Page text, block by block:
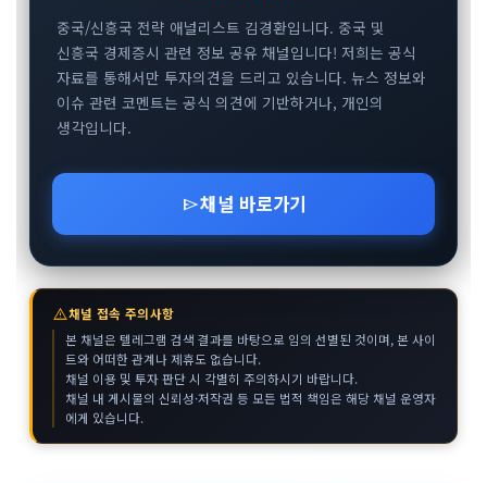
중국/신흥국 전략 애널리스트 김경환입니다. 중국 및
신흥국 경제증시 관련 정보 공유 채널입니다! 저희는 공식
자료를 통해서만 투자의견을 드리고 있습니다. 뉴스 정보와
이슈 관련 코멘트는 공식 의견에 기반하거나, 개인의
생각입니다.
send채널 바로가기
warning채널 접속 주의사항
본 채널은 텔레그램 검색 결과를 바탕으로 임의 선별된 것이며, 본 사이
트와 어떠한 관계나 제휴도 없습니다.
채널 이용 및 투자 판단 시 각별히 주의하시기 바랍니다.
채널 내 게시물의 신뢰성·저작권 등 모든 법적 책임은 해당 채널 운영자
에게 있습니다.